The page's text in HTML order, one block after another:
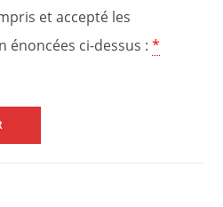
et accepté les
ci-dessus : *